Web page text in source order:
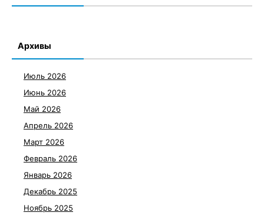
Архивы
Июль 2026
Июнь 2026
Май 2026
Апрель 2026
Март 2026
Февраль 2026
Январь 2026
Декабрь 2025
Ноябрь 2025